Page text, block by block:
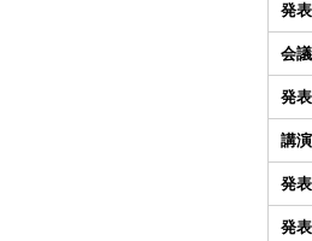
発
会
発
講
発
発